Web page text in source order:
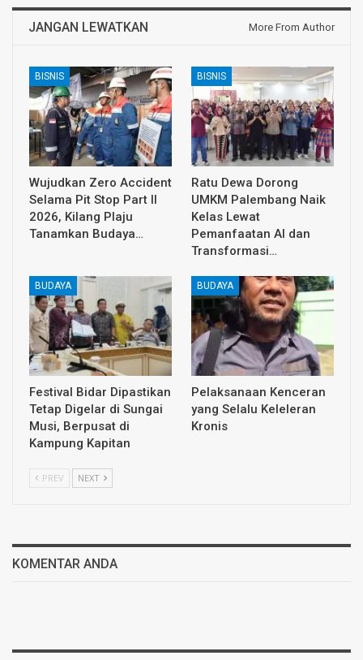
JANGAN LEWATKAN More From Author
BISNIS
Wujudkan Zero Accident
Selama Pit Stop Part II
2026, Kilang Plaju
Tanamkan Budaya…
BISNIS
Ratu Dewa Dorong
UMKM Palembang Naik
Kelas Lewat
Pemanfaatan AI dan
Transformasi…
BUDAYA
Festival Bidar Dipastikan
Tetap Digelar di Sungai
Musi, Berpusat di
Kampung Kapitan
BUDAYA
Pelaksanaan Kenceran
yang Selalu Keleleran
Kronis
PREV NEXT
KOMENTAR ANDA